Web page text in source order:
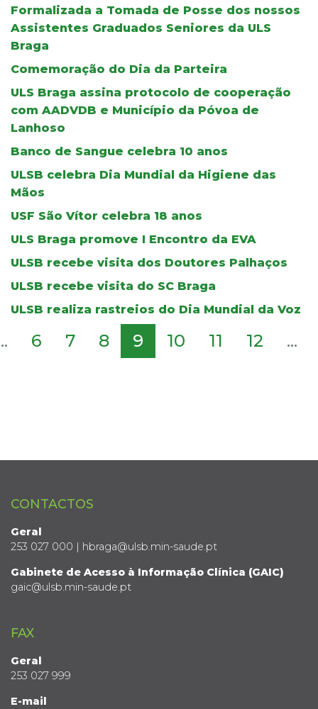
Formalizada a Tomada de Posse dos nossos
Assistentes Graduados Seniores da ULS
Braga
Comemoração do Dia da Parteira
ULS Braga assina protocolo de cooperação
com AADVDB e Município da Póvoa de
Lanhoso
Banco de Sangue celebra 10 anos
ULSB celebra Dia Mundial da Higiene das
Mãos
USF São Vítor celebra 18 anos
ULS Braga promove I Encontro da EVA
ULSB recebe visita dos Doutores Palhaços
ULSB recebe visita do SC Braga
ULSB realiza rastreios do Dia Mundial da Voz
6 7 8 9 10 11 12 ...
CONTACTOS
Geral
253 027 000 | hbraga@ulsb.min-saude.pt
Gabinete de Acesso à Informação Clínica (GAIC)
gaic@ulsb.min-saude.pt
FAX
Geral
253 027 999
E-mail